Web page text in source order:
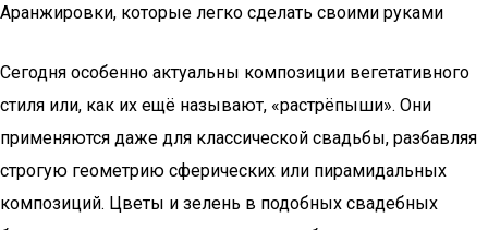
Аранжировки, которые легко сделать своими руками
Сегодня особенно актуальны композиции вегетативного
стиля или, как их ещё называют, «растрёпыши». Они
применяются даже для классической свадьбы, разбавляя
строгую геометрию сферических или пирамидальных
композиций. Цветы и зелень в подобных свадебных